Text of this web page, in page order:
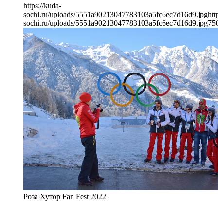
https://kuda-
sochi.ru/uploads/5551a90213047783103a5fc6ec7d16d9.jpg
sochi.ru/uploads/5551a90213047783103a5fc6ec7d16d9.jpg
Роза Хутор Fan Fest 2022